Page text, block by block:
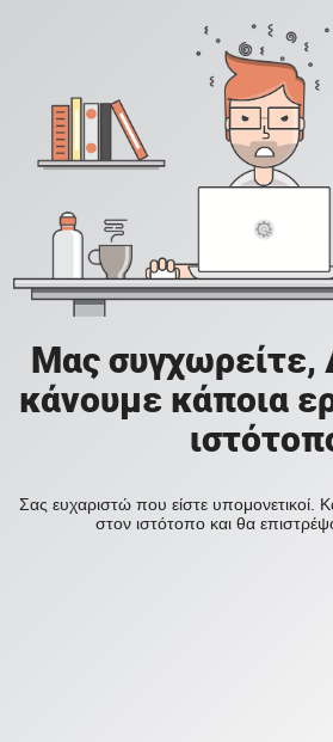
Μας συγχωρείτε,
κάνουμε κάποια
Σας ευχαριστώ που είστε υπομονετικοί.
στον ιστότοπο και θα